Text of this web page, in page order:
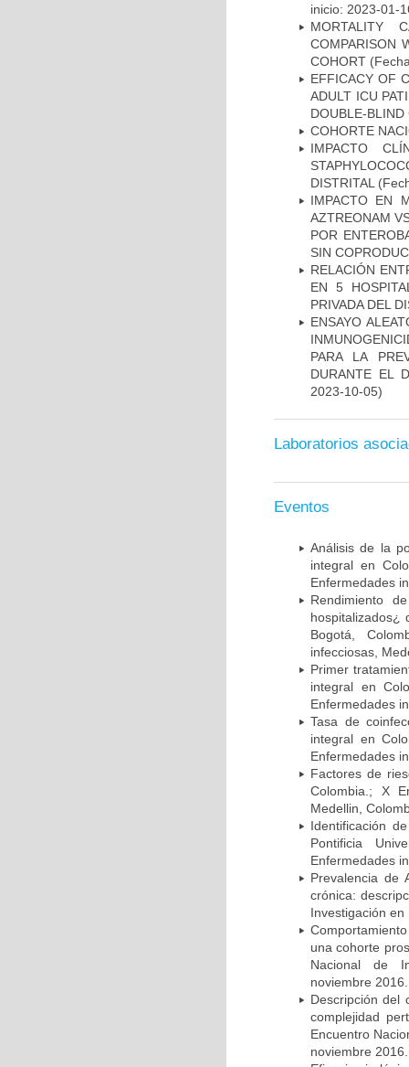
inicio: 2023-01-
MORTALITY
COMPARISON
COHORT
EFFICACY OF
ADULT ICU
DOUBLE-BLIND
COHORTE
IMPACTO
DISTRITAL
IMPACTO EN
AZTREONAM
POR
SIN
RELACIÓN
EN 5
PRIVADA DEL
ENSAYO
PARA LA
DURANTE EL
2023-10-05)
Laboratorios
Eventos
Análisis de la
integral en
Enfermedades
Rendimiento
hospitalizados¿
Bogotá,
infecciosas,
Primer
integral en
Enfermedades
Tasa de
integral en
Enfermedades
Factores de
Colombia.; X
Medellin,
Identificación
Pontificia
Enfermedades
Prevalencia de
crónica:
Investigación
una cohorte
Nacional de
noviembre 2016.
Descripción del
complejidad
Encuentro
noviembre 2016.